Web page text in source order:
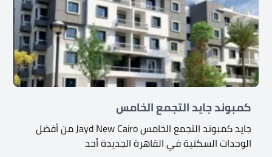
كمبوند جايد التجمع الخامس
جايد كمبوند التجمع الخامس Jayd New Cairo من أفضل
الوحدات السكنية في القاهرة الجديدة أحد